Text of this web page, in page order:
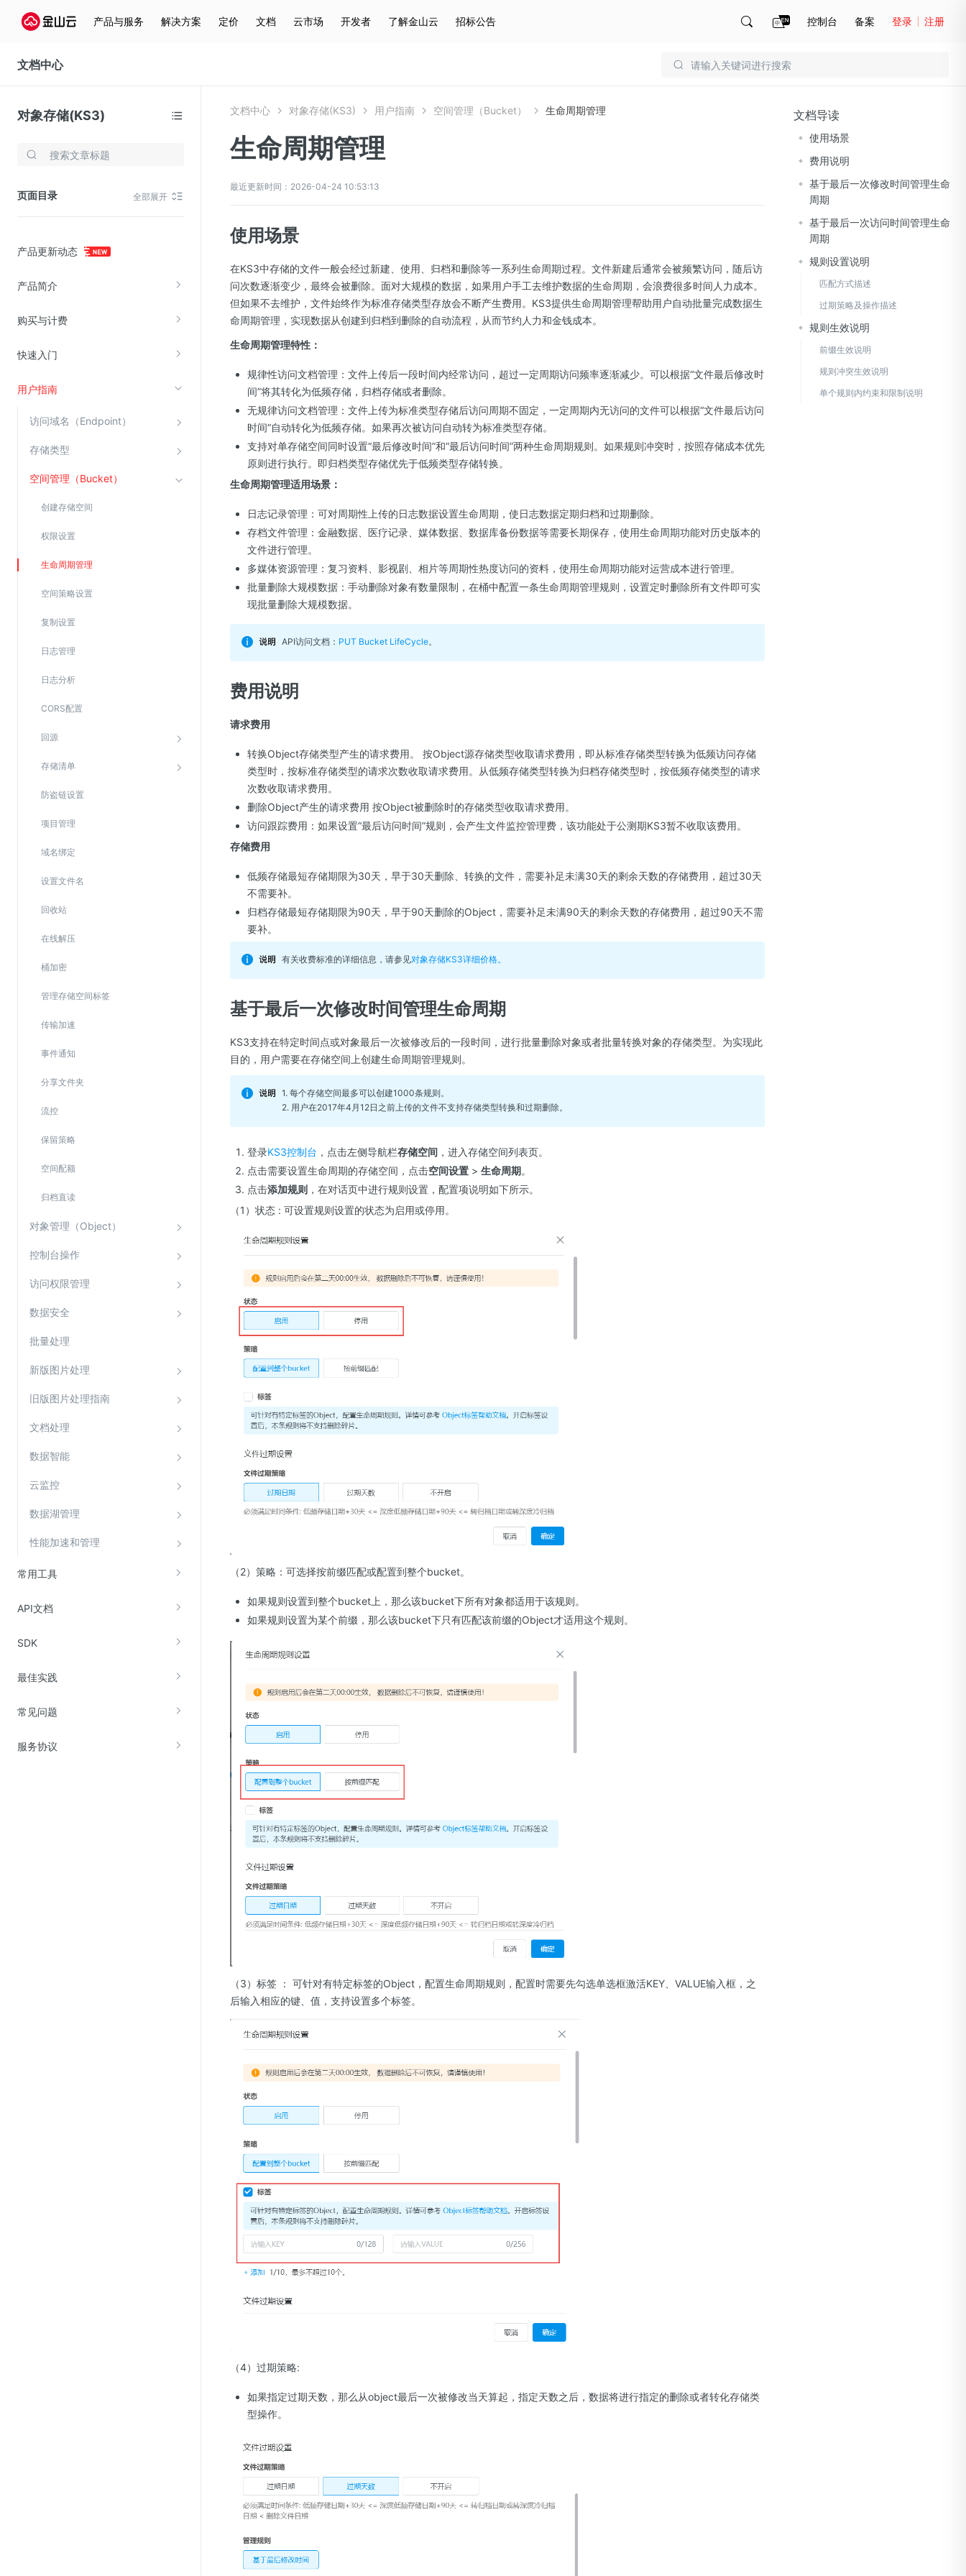
产品与服务 解决方案 定价 文档 云市场 开发者 了解金山云 招标公告 控制台 备案 登录 注册
文档中心
对象存储(KS3)
页面目录 全部展开
产品更新动态
产品简介
购买与计费
快速入门
用户指南
访问域名（Endpoint）
存储类型
空间管理（Bucket）
创建存储空间
权限设置
生命周期管理
空间策略设置
复制设置
日志管理
日志分析
CORS配置
回源
存储清单
防盗链设置
项目管理
域名绑定
设置文件名
回收站
在线解压
桶加密
管理存储空间标签
传输加速
事件通知
分享文件夹
流控
保留策略
空间配额
归档直读
对象管理（Object）
控制台操作
访问权限管理
数据安全
批量处理
新版图片处理
旧版图片处理指南
文档处理
数据智能
云监控
数据湖管理
性能加速和管理
常用工具
API文档
SDK
最佳实践
常见问题
服务协议
存储与云分发
云硬盘(EBS)
在线迁移服务
视频云服务
云直播(KLS)
渗透测试
云堡垒机
Web应用防火墙(WAF)
密钥管理服务
文档中心 对象存储(KS3) 用户指南 空间管理（Bucket） 生命周期管理
生命周期管理
最近更新时间：2026-04-24 10:53:13
使用场景
在KS3中存储的文件一般会经过新建、使用、归档和删除等一系列生命周期过程。文件新建后通常会被频繁访问，随后访
问次数逐渐变少，最终会被删除。面对大规模的数据，如果用户手工去维护数据的生命周期，会浪费很多时间人力成本。
但如果不去维护，文件始终作为标准存储类型存放会不断产生费用。KS3提供生命周期管理帮助用户自动批量完成数据生
命周期管理，实现数据从创建到归档到删除的自动流程，从而节约人力和金钱成本。
生命周期管理特性：
规律性访问文档管理：文件上传后一段时间内经常访问，超过一定周期访问频率逐渐减少。可以根据“文件最后修改时
间”将其转化为低频存储，归档存储或者删除。
无规律访问文档管理：文件上传为标准类型存储后访问周期不固定，一定周期内无访问的文件可以根据“文件最后访问
时间“自动转化为低频存储。如果再次被访问自动转为标准类型存储。
支持对单存储空间同时设置“最后修改时间”和“最后访问时间”两种生命周期规则。如果规则冲突时，按照存储成本优先
原则进行执行。即归档类型存储优先于低频类型存储转换。
生命周期管理适用场景：
日志记录管理：可对周期性上传的日志数据设置生命周期，使日志数据定期归档和过期删除。
存档文件管理：金融数据、医疗记录、媒体数据、数据库备份数据等需要长期保存，使用生命周期功能对历史版本的
文件进行管理。
多媒体资源管理：复习资料、影视剧、相片等周期性热度访问的资料，使用生命周期功能对运营成本进行管理。
批量删除大规模数据：手动删除对象有数量限制，在桶中配置一条生命周期管理规则，设置定时删除所有文件即可实
现批量删除大规模数据。
API访问文档： PUT Bucket LifeCycle。
费用说明
请求费用
转换Object存储类型产生的请求费用。 按Object源存储类型收取请求费用，即从标准存储类型转换为低频访问存储
类型时，按标准存储类型的请求次数收取请求费用。从低频存储类型转换为归档存储类型时，按低频存储类型的请求
次数收取请求费用。
删除Object产生的请求费用 按Object被删除时的存储类型收取请求费用。
访问跟踪费用：如果设置“最后访问时间”规则，会产生文件监控管理费，该功能处于公测期KS3暂不收取该费用。
存储费用
低频存储最短存储期限为30天，早于30天删除、转换的文件，需要补足未满30天的剩余天数的存储费用，超过30天
不需要补。
归档存储最短存储期限为90天，早于90天删除的Object，需要补足未满90天的剩余天数的存储费用，超过90天不需
要补。
有关收费标准的详细信息，请参见对象存储KS3详细价格。
基于最后一次修改时间管理生命周期
KS3支持在特定时间点或对象最后一次被修改后的一段时间，进行批量删除对象或者批量转换对象的存储类型。为实现此
目的，用户需要在存储空间上创建生命周期管理规则。
1. 每个存储空间最多可以创建1000条规则。
2. 用户在2017年4月12日之前上传的文件不支持存储类型转换和过期删除。
登录KS3控制台 ，点击左侧导航栏存储空间 ，进入存储空间列表页。
点击需要设置生命周期的存储空间，点击空间设置 > 生命周期。
点击添加规则 ，在对话页中进行规则设置，配置项说明如下所示。
（1）状态 : 可设置规则设置的状态为启用或停用。
（2）策略：可选择按前缀匹配或配置到整个bucket。
如果规则设置到整个bucket上，那么该bucket下所有对象都适用于该规则。
如果规则设置为某个前缀，那么该bucket下只有匹配该前缀的Object才适用这个规则。
（3）标签 ： 可针对有特定标签的Object，配置生命周期规则，配置时需要先勾选单选框激活KEY、VALUE输入框，之
后输入相应的键、值，支持设置多个标签。
（4）过期策略:
如果指定过期天数，那么从object最后一次被修改当天算起，指定天数之后，数据将进行指定的删除或者转化存储类
型操作。
文档导读
使用场景
费用说明
基于最后一次修改时间管理生命
周期
基于最后一次访问时间管理生命
周期
规则设置说明
匹配方式描述
过期策略及操作描述
规则生效说明
前缀生效说明
规则冲突生效说明
单个规则内约束和限制说明